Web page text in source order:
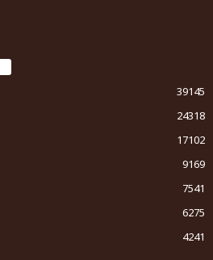
39145
24318
17102
9169
7541
6275
4241